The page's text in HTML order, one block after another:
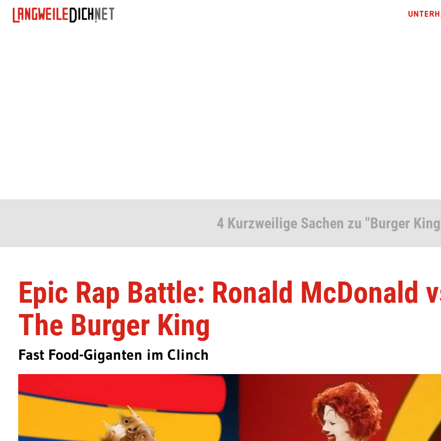
4 Kurzweilige Sachen zu "Burger
Epic Rap Battle: Ronald McDonald
The Burger King
Fast Food-Giganten im Clinch